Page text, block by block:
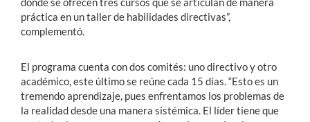
práctica en un taller de habilidades directivas”,
complementó.
El programa cuenta con dos comités: uno directivo y otro
académico, este último se reúne cada 15 días. “Esto es un
tremendo aprendizaje, pues enfrentamos los problemas de
la realidad desde una manera sistémica. El líder tiene que